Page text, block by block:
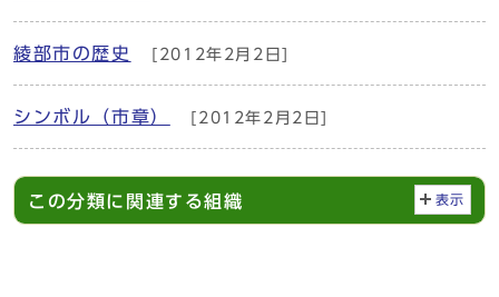
綾部市の歴史 [2012年2月2日]
シンボル（市章） [2012年2月2日]
この分類に関連する組織 表示